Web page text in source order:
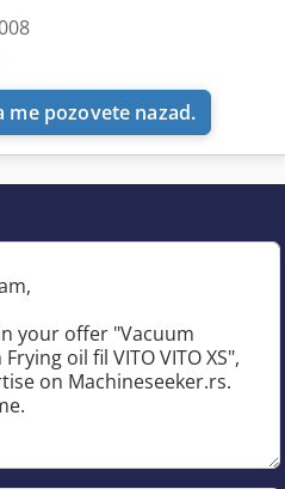
me pozovete nazad.